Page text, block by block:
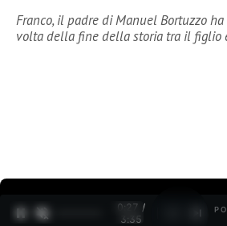
Franco, il padre di Manuel Bortuzzo
volta della fine della storia tra il figlio
0:27 /
3:35